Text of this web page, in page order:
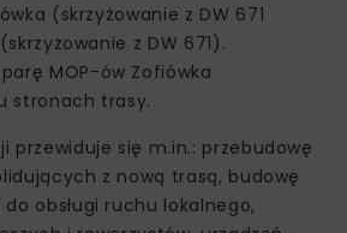
(skrzyżowanie z DW 671
z DW 671).
MOP-ów Zofiówka
stronach trasy.
przewiduje się m.in.: przebudowę
z nową trasą, budowę
obsługi ruchu lokalnego,